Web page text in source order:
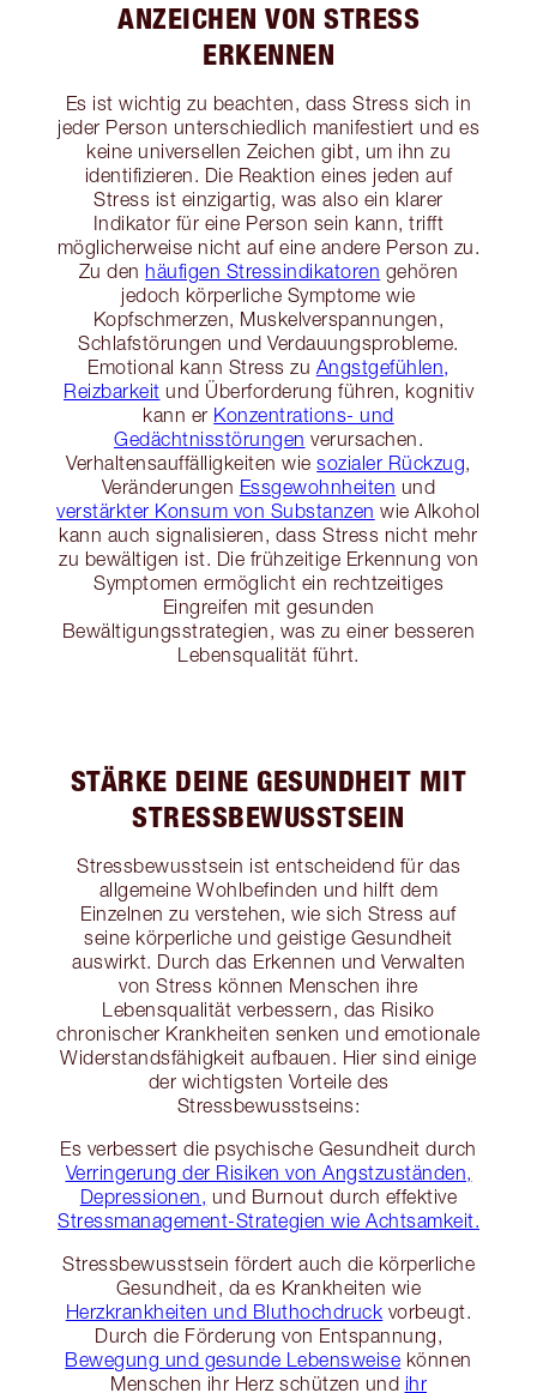
ANZEICHEN VON STRESS
ERKENNEN
Es ist wichtig zu beachten, dass Stress sich in
jeder Person unterschiedlich manifestiert und es
keine universellen Zeichen gibt, um ihn zu
identifizieren. Die Reaktion eines jeden auf
Stress ist einzigartig, was also ein klarer
Indikator für eine Person sein kann, trifft
möglicherweise nicht auf eine andere Person zu.
Zu den häufigen Stressindikatoren gehören
jedoch körperliche Symptome wie
Kopfschmerzen, Muskelverspannungen,
Schlafstörungen und Verdauungsprobleme.
Emotional kann Stress zu Angstgefühlen,
Reizbarkeit und Überforderung führen, kognitiv
kann er Konzentrations- und
Gedächtnisstörungen verursachen.
Verhaltensauffälligkeiten wiesozialer Rückzug,
Veränderungen Essgewohnheiten und
verstärkter Konsum von Substanzen wie Alkohol
kann auch signalisieren, dass Stress nicht mehr
zu bewältigen ist. Die frühzeitige Erkennung von
Symptomen ermöglicht ein rechtzeitiges
Eingreifen mit gesunden
Bewältigungsstrategien, was zu einer besseren
Lebensqualität führt.
STÄRKE DEINE GESUNDHEIT MIT
STRESSBEWUSSTSEIN
Stressbewusstsein ist entscheidend für das
allgemeine Wohlbefinden und hilft dem
Einzelnen zu verstehen, wie sich Stress auf
seine körperliche und geistige Gesundheit
auswirkt. Durch das Erkennen und Verwalten
von Stress können Menschen ihre
Lebensqualität verbessern, das Risiko
chronischer Krankheiten senken und emotionale
Widerstandsfähigkeit aufbauen. Hier sind einige
der wichtigsten Vorteile des
Stressbewusstseins:
Es verbessert die psychische Gesundheit durch
Verringerung der Risiken von Angstzuständen,
Depressionen, und Burnout durch effektive
Stressmanagement-Strategien wie Achtsamkeit.
Stressbewusstsein fördert auch die körperliche
Gesundheit, da es Krankheiten wie
Herzkrankheiten und Bluthochdruck vorbeugt.
Durch die Förderung von Entspannung,
Bewegung und gesunde Lebensweise können
Menschen ihr Herz schützen und ihr